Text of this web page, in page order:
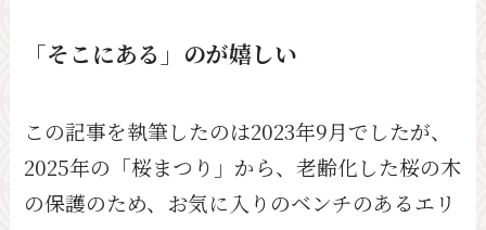
「そこにある」のが嬉しい
この記事を執筆したのは2023年9月でしたが、
2025年の「桜まつり」から、老齢化した桜の木
の保護のため、お気に入りのベンチのあるエリ